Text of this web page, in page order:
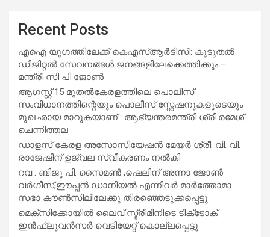
Recent Posts
എഐ യുഗത്തിലേക്ക് കെഎസ്ആർടിസി: കൂടുതൽ
ഡിജിറ്റൽ സേവനങ്ങൾ ജനങ്ങളിലേക്കെത്തിക്കും –
മന്ത്രി സി പി ജോൺ
ആഗസ്റ്റ് 15 മുതല്‍കേരളത്തിലെ പൊലീസ്
സംവിധാനത്തിന്റെയും പൊലീസ് സ്റ്റേഷനുകളുടെയും
മുഖഛായ മാറുകയാണ് : ആഭ്യന്തരമന്ത്രി ശ്രീ.രമേശ്
ചെന്നിത്തല
ഡാളസ് കേരള അസോസിയേഷൻ മേയർ ശ്രീ. വി. വി.
രാജേഷിന് ഉജ്വല സ്വീകരണം നൽകി
റവ . ബിജു പി. സൈമൺ ,ഷെലിന് അന്നാ ജോൺ
വർഗീസ്,ഈപ്പൻ ഡാനിയൽ എന്നിവർ മാർത്തോമാ
സഭാ കൗൺസിലിലേക്കു തിരഞ്ഞെടുക്കപ്പെട്ടു
മെക്സിക്കോയിൽ ലൈവ് സ്ട്രീമിനിടെ ടിക്‌ടോക്
ഇൻഫ്ലുവൻസർ വെടിയേറ്റ് കൊല്ലപ്പെട്ടു